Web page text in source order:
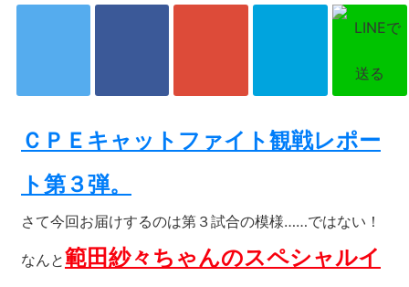
ＣＰＥキャットファイト観戦レポー
ト第３弾。
さて今回お届けするのは第３試合の模様……ではない！
なんと範田紗々ちゃんのスペシャルイ